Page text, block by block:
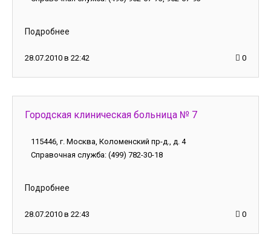
Подробнее
28.07.2010 в 22:42 0
Городская клиническая больница № 7
115446, г. Москва, Коломенский пр-д., д. 4
Справочная служба: (499) 782-30-18
Подробнее
28.07.2010 в 22:43 0